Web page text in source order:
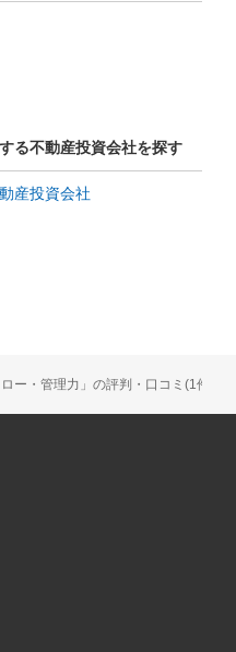
る不動産投資会社を探す
産投資会社
ー・管理力」の評判・口コミ(1件)